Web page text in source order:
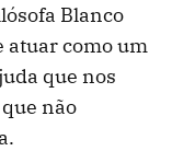
Blanco
atuar como um
que nos
não